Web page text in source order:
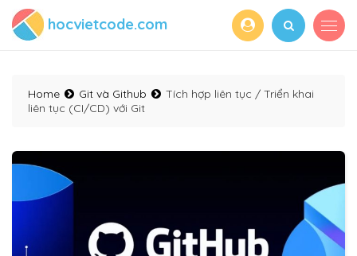
hocvietcode.com
Home Git và Github
Tích hợp liên tục / Triển khai
liên tục (CI/CD) với Git